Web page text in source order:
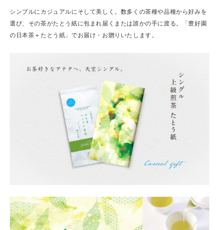
シンプルにカジュアルにそして美しく。数多くの茶種や品種から好みを
選び、その茶がたとう紙に包まれ届くまたは誰かの手に渡る。「豊好園
の日本茶＋たとう紙」でお届け・お贈りいたします。